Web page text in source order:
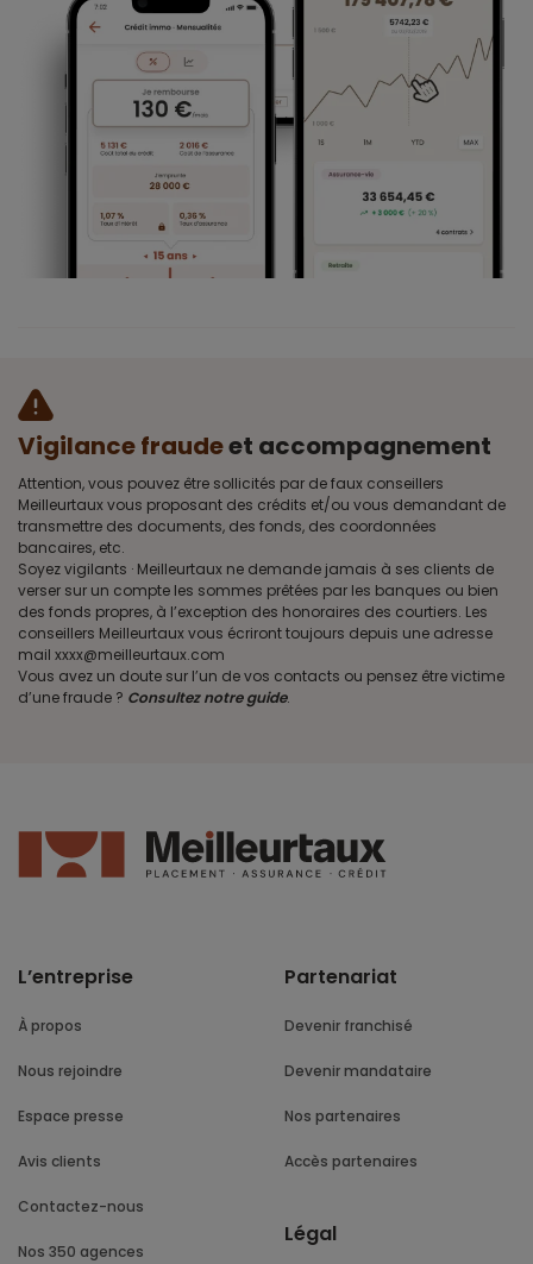
Vigilance fraudeet accompagnement
Attention, vous pouvez être sollicités par de faux conseillers
Meilleurtaux vous proposant des crédits et/ou vous demandant de
transmettre des documents, des fonds, des coordonnées
bancaires, etc.
Soyez vigilants · Meilleurtaux ne demande jamais à ses clients de
verser sur un compte les sommes prêtées par les banques ou bien
des fonds propres, à l’exception des honoraires des courtiers. Les
conseillers Meilleurtaux vous écriront toujours depuis une adresse
mail xxxx@meilleurtaux.com
Vous avez un doute sur l’un de vos contacts ou pensez être victime
d’une fraude ? Consultez notre guide.
L’entreprise
À propos
Nous rejoindre
Espace presse
Avis clients
Contactez-nous
Nos 350 agences
Partenariat
Devenir franchisé
Devenir mandataire
Nos partenaires
Accès partenaires
Légal